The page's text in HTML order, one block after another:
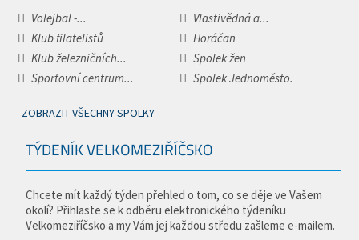
Volejbal -...
Vlastivědná a...
Klub filatelistů
Horáčan
Klub železničních...
Spolek žen
Sportovní centrum...
Spolek Jednoměsto.
ZOBRAZIT VŠECHNY SPOLKY
TÝDENÍK VELKOMEZIŘÍČSKO
Chcete mít každý týden přehled o tom, co se děje ve Vašem
okolí? Přihlaste se k odběru elektronického týdeníku
Velkomeziříčsko a my Vám jej každou středu zašleme e-mailem.